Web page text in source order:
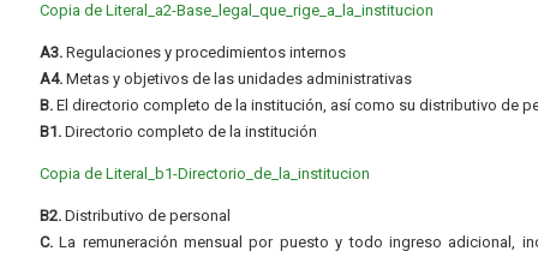
Copia de Literal_a2-Base_legal_que_rige_a_la_institucion
A3. Regulaciones y procedimientos internos
A4. Metas y objetivos de las unidades administrativas
B. El directorio completo de la institución, así como su distributivo de
B1. Directorio completo de la institución
Copia de Literal_b1-Directorio_de_la_institucion
B2. Distributivo de personal
C. La remuneración mensual por puesto y todo ingreso adicional,